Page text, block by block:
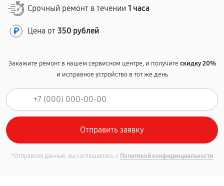
Срочный ремонт в течении 1 часа
Цена от 350 рублей
Закажите ремонт в нашем сервисном центре, и получитескидку 20%
и исправное устройство в тот же день
*Отправляя данные, вы соглашаетесь с Политикой конфиденциальности